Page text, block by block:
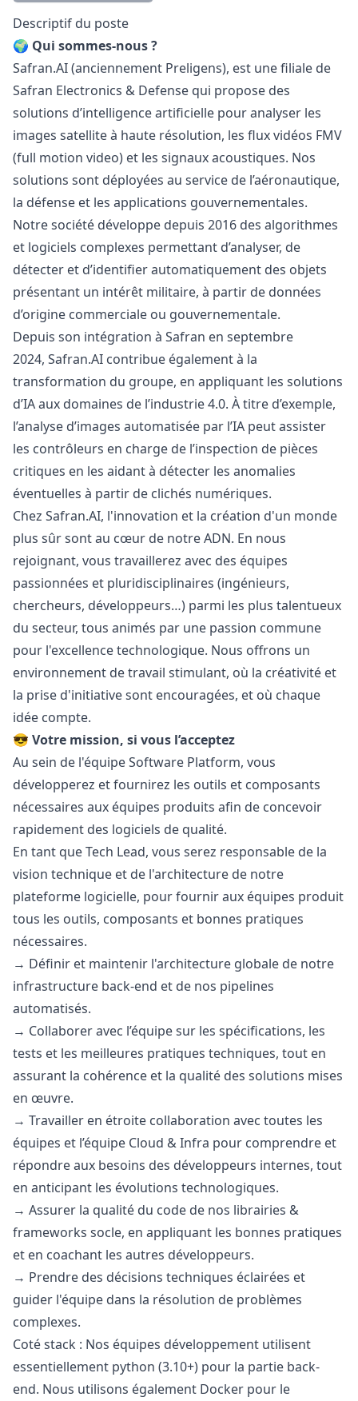
Description
Descriptif du poste
🌍 Qui sommes-nous ?
Safran.AI (anciennement Preligens), est une filiale de
Safran Electronics & Defense qui propose des
solutions d’intelligence artificielle pour analyser les
images satellite à haute résolution, les flux vidéos FMV
(full motion video) et les signaux acoustiques. Nos
solutions sont déployées au service de l’aéronautique,
la défense et les applications gouvernementales.
Notre société développe depuis 2016 des algorithmes
et logiciels complexes permettant d’analyser, de
détecter et d’identifier automatiquement des objets
présentant un intérêt militaire, à partir de données
d’origine commerciale ou gouvernementale.
Depuis son intégration à Safran en septembre
2024, Safran.AI contribue également à la
transformation du groupe, en appliquant les solutions
d’IA aux domaines de l’industrie 4.0. À titre d’exemple,
l’analyse d’images automatisée par l’IA peut assister
les contrôleurs en charge de l’inspection de pièces
critiques en les aidant à détecter les anomalies
éventuelles à partir de clichés numériques.
Chez Safran.AI, l'innovation et la création d'un monde
plus sûr sont au cœur de notre ADN. En nous
rejoignant, vous travaillerez avec des équipes
passionnées et pluridisciplinaires (ingénieurs,
chercheurs, développeurs…) parmi les plus talentueux
du secteur, tous animés par une passion commune
pour l'excellence technologique. Nous offrons un
environnement de travail stimulant, où la créativité et
la prise d'initiative sont encouragées, et où chaque
idée compte.
😎 Votre mission, si vous l’acceptez
Au sein de l'équipe Software Platform, vous
développerez et fournirez les outils et composants
nécessaires aux équipes produits afin de concevoir
rapidement des logiciels de qualité.
En tant que Tech Lead, vous serez responsable de la
vision technique et de l'architecture de notre
plateforme logicielle, pour fournir aux équipes produit
tous les outils, composants et bonnes pratiques
nécessaires.
→ Définir et maintenir l'architecture globale de notre
infrastructure back-end et de nos pipelines
automatisés.
→ Collaborer avec l’équipe sur les spécifications, les
tests et les meilleures pratiques techniques, tout en
assurant la cohérence et la qualité des solutions mises
en œuvre.
→ Travailler en étroite collaboration avec toutes les
équipes et l’équipe Cloud & Infra pour comprendre et
répondre aux besoins des développeurs internes, tout
en anticipant les évolutions technologiques.
→ Assurer la qualité du code de nos librairies &
frameworks socle, en appliquant les bonnes pratiques
et en coachant les autres développeurs.
→ Prendre des décisions techniques éclairées et
guider l'équipe dans la résolution de problèmes
complexes.
Coté stack : Nos équipes développement utilisent
essentiellement python (3.10+) pour la partie back-
end. Nous utilisons également Docker pour le